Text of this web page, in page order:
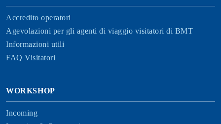
Accredito operatori
Agevolazioni per gli agenti di viaggio visitatori di BMT
Informazioni utili
FAQ Visitatori
WORKSHOP
Incoming